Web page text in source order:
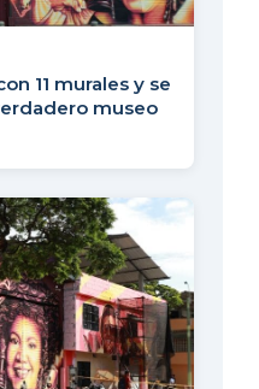
11 murales y se
museo